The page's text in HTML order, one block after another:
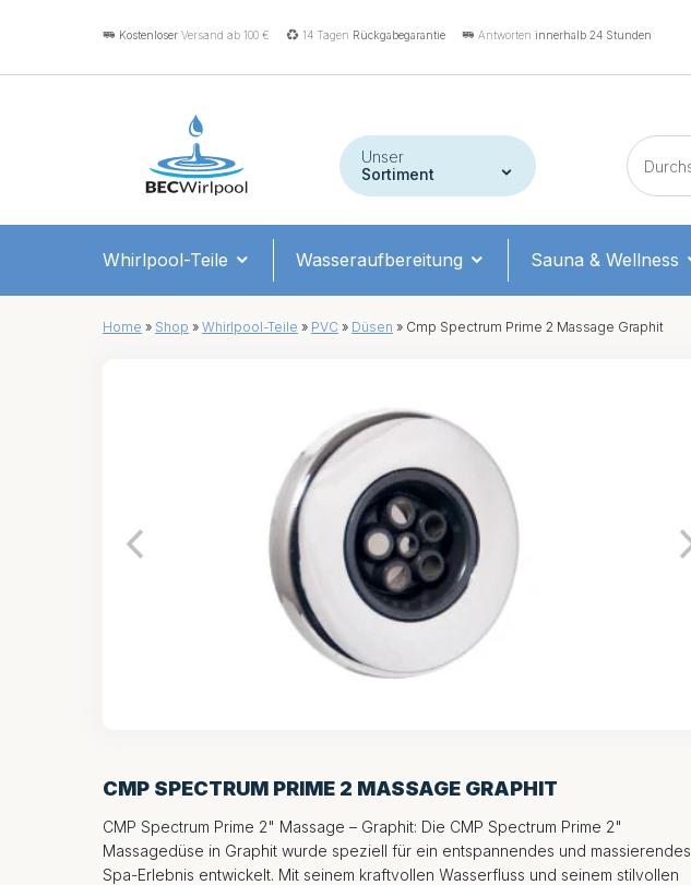
Kostenloser Versand ab 100 € 14 Tagen Rückgabegarantie Antworten innerhalb 24 Stunden
Unser
Sortiment
Whirlpool-Teile Wasseraufbereitung Sauna & Wellness
Home » Shop » Whirlpool-Teile » PVC » Düsen » Cmp Spectrum Prime 2 Massage Graphit
CMP SPECTRUM PRIME 2 MASSAGE GRAPHIT
CMP Spectrum Prime 2" Massage – Graphit: Die CMP Spectrum Prime 2"
Massagedüse in Graphit wurde speziell für ein entspannendes und massierendes
Spa-Erlebnis entwickelt. Mit seinem kraftvollen Wasserfluss und seinem stilvollen